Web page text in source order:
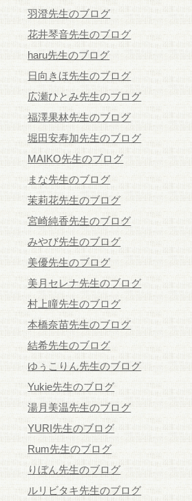
羽澄先生のブログ
花井琴音先生のブログ
haru先生のブログ
日向きほ先生のブログ
広瀬ひとみ先生のブログ
福澤果林先生のブログ
堀田安寿加先生のブログ
MAIKO先生のブログ
まな先生のブログ
茉莉花先生のブログ
宮崎純香先生のブログ
みやび先生のブログ
美優先生のブログ
美月セレナ先生のブログ
村上瞳先生のブログ
本橋奈苗先生のブログ
結希先生のブログ
ゆぅこりん先生のブログ
Yukie先生のブログ
湯月美温先生のブログ
YURI先生のブログ
Rum先生のブログ
りぼん先生のブログ
ルリビタキ先生のブログ